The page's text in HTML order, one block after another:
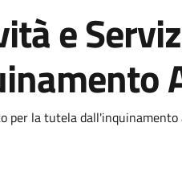
e
per la tutela dall'inquinamento